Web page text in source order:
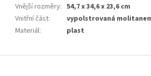
Vnější rozměry: 54,7 x 34,6 x 23,6 cm
Vnitřní část:
vypolstrovaná
Materiál: plast